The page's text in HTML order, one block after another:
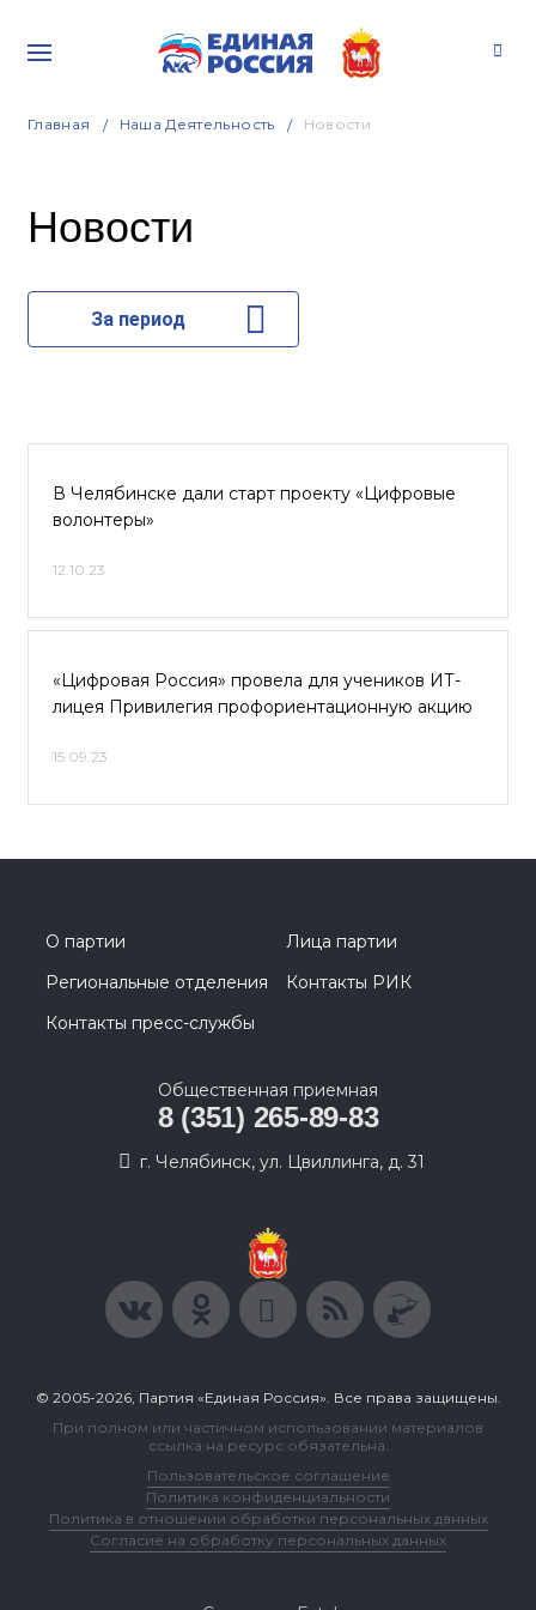
Главная Наша Деятельность Новости
Новости
За период
В Челябинске дали старт проекту «Цифровые
волонтеры»
12.10.23
«Цифровая Россия» провела для учеников ИТ-
лицея Привилегия профориентационную акцию
15.09.23
О партии
Лица партии
Региональные отделения
Контакты РИК
Контакты пресс-службы
Общественная приемная
8 (351) 265-89-83
г. Челябинск, ул. Цвиллинга, д. 31
© 2005-2026, Партия «Единая Россия». Все права защищены.
При полном или частичном использовании материалов
ссылка на ресурс обязательна.
Пользовательское соглашение
Политика конфиденциальности
Политика в отношении обработки персональных данных
Согласие на обработку персональных данных